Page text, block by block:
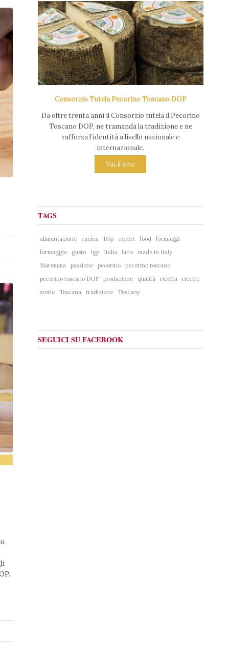
Consorzio Tutela Pecorino Toscano DOP
Da oltre trenta anni il Consorzio tutela il Pecorino
Toscano DOP, ne tramanda la tradizione e ne
rafforza l’identità a livello nazionale e
internazionale.
Vai il sito
TAGS
alimentazione cucina Dop export food
formaggi
formaggio
gusto Igp Italia latte
made in Italy
Maremma
passione pecorino
pecorino toscano
pecorino toscano DOP
produzione qualità ricetta
ricette
storie
Toscana tradizione Tuscany
SEGUICI SU FACEBOOK